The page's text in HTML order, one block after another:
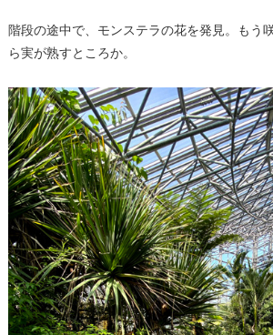
階段の途中で、モンステラの花を発見。もう
ら実が熟すところか。